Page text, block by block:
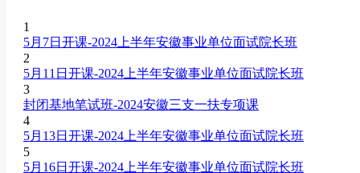
1
5月7日开课-2024上半年安徽事业单位面试院长班
2
5月11日开课-2024上半年安徽事业单位面试院长班
3
封闭基地笔试班-2024安徽三支一扶专项课
4
5月13日开课-2024上半年安徽事业单位面试院长班
5
5月16日开课-2024上半年安徽事业单位面试院长班